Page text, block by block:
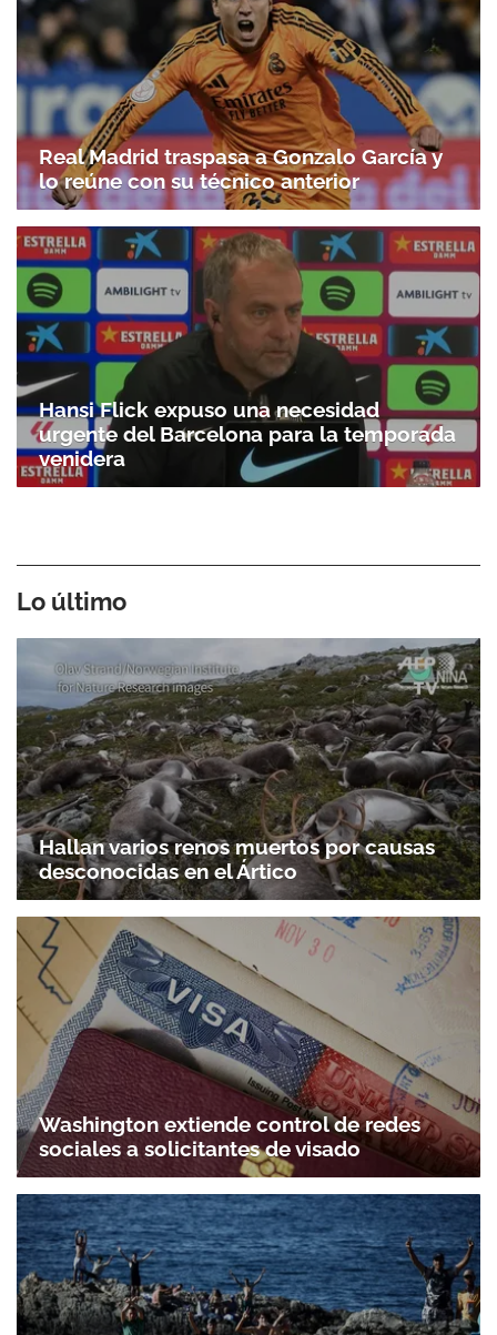
Real Madrid traspasa a Gonzalo García y
lo reúne con su técnico anterior
Hansi Flick expuso una necesidad
urgente del Barcelona para la temporada
venidera
Lo último
Hallan varios renos muertos por causas
desconocidas en el Ártico
Washington extiende control de redes
sociales a solicitantes de visado